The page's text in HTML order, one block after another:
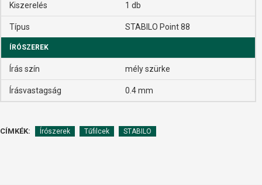
Kiszerelés 1 db
Típus STABILO Point 88
ÍRÓSZEREK
Írás szín mély szürke
Írásvastagság 0.4 mm
CÍMKÉK: Írószerek Tűfilcek STABILO